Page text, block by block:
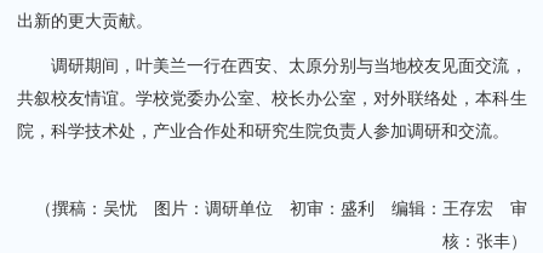
出新的更大贡献。
调研期间，叶美兰一行在西安、太原分别与当地校友见面交流，
共叙校友情谊。学校党委办公室、校长办公室，对外联络处，本科生
院，科学技术处，产业合作处和研究生院负责人参加调研和交流。
（撰稿：吴忧 图片：调研单位 初审：盛利 编辑：王存宏 审
核：张丰）